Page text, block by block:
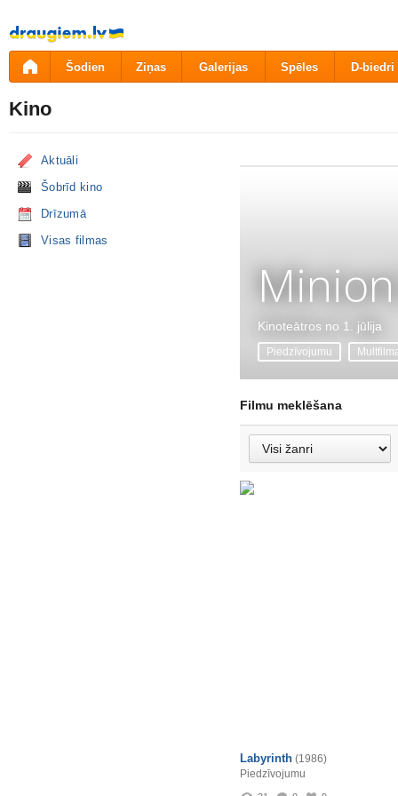
Pāriet
uz
saturu
Šodien Ziņas Galerijas Spēles D-biedri
Kino
Aktuāli
Šobrīd kino
Drīzumā
Visas filmas
Kinoteātros no 1. jūlija
Piedzīvojumu
Filmu meklēšana
Labyrinth (1986)
Piedzīvojumu